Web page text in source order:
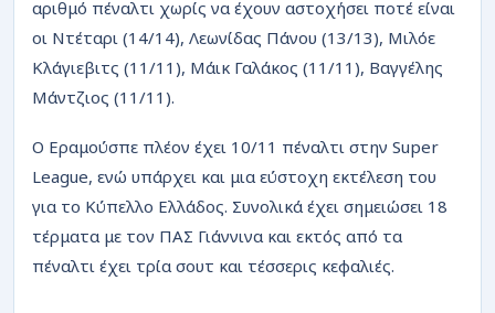
αριθμό πέναλτι χωρίς να έχουν αστοχήσει ποτέ είναι
οι Ντέταρι (14/14), Λεωνίδας Πάνου (13/13), Μιλόε
Κλάγιεβιτς (11/11), Μάικ Γαλάκος (11/11), Βαγγέλης
Μάντζιος (11/11).
Ο Εραμούσπε πλέον έχει 10/11 πέναλτι στην Super
League, ενώ υπάρχει και μια εύστοχη εκτέλεση του
για το Κύπελλο Ελλάδος. Συνολικά έχει σημειώσει 18
τέρματα με τον ΠΑΣ Γιάννινα και εκτός από τα
πέναλτι έχει τρία σουτ και τέσσερις κεφαλιές.